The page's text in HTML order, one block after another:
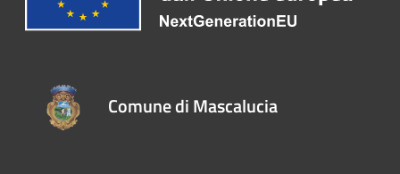
Comune di Mascalucia